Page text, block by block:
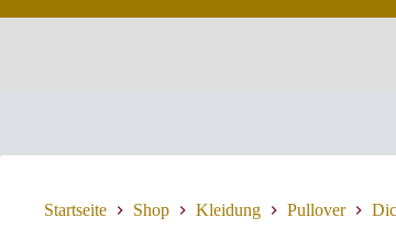
Startseite Shop Kleidung Pullover